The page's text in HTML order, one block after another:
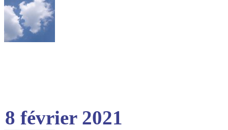
8 février 2021